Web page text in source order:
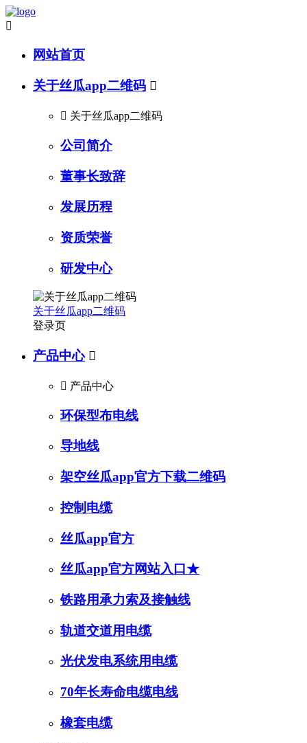

网站首页
关于丝瓜app二维码 
 关于丝瓜app二维码
公司简介
董事长致辞
发展历程
资质荣誉
研发中心
关于丝瓜app二维码
登录页
产品中心 
 产品中心
环保型布电线
导地线
架空丝瓜app官方下载二维码
控制电缆
丝瓜app官方
丝瓜app官方网站入口★
铁路用承力索及接触线
轨道交道用电缆
光伏发电系统用电缆
70年长寿命电缆电线
橡套电缆